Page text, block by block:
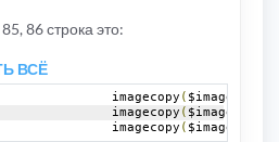
86 строка это:
ВСЁ
			imagecopy
( $image
			imagecopy
( $image
			imagecopy
( $image